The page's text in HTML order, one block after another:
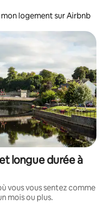
logement sur Airbnb
longue durée à
vous vous sentez comme
mois ou plus.